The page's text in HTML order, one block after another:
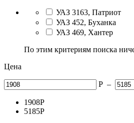
УАЗ 3163, Патриот
УАЗ 452, Буханка
УАЗ 469, Хантер
По этим критериям поиска
Цена
Р –
1908Р
5185Р